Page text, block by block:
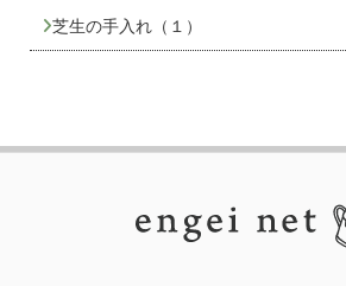
芝生の手入れ（１）